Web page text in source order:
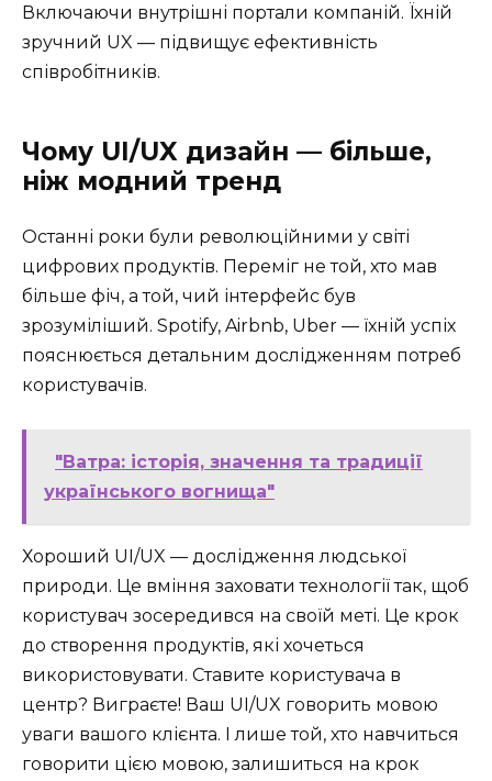
Включаючи внутрішні портали компаній. Їхній
зручний UX — підвищує ефективність
співробітників.
Чому UI/UX дизайн — більше,
ніж модний тренд
Останні роки були революційними у світі
цифрових продуктів. Переміг не той, хто мав
більше фіч, а той, чий інтерфейс був
зрозуміліший. Spotify, Airbnb, Uber — їхній успіх
пояснюється детальним дослідженням потреб
користувачів.
"Ватра: історія, значення та традиції
українського вогнища"
Хороший UI/UX — дослідження людської
природи. Це вміння заховати технології так, щоб
користувач зосередився на своїй меті. Це крок
до створення продуктів, які хочеться
використовувати. Ставите користувача в
центр? Виграєте! Ваш UI/UX говорить мовою
уваги вашого клієнта. І лише той, хто навчиться
говорити цією мовою, залишиться на крок